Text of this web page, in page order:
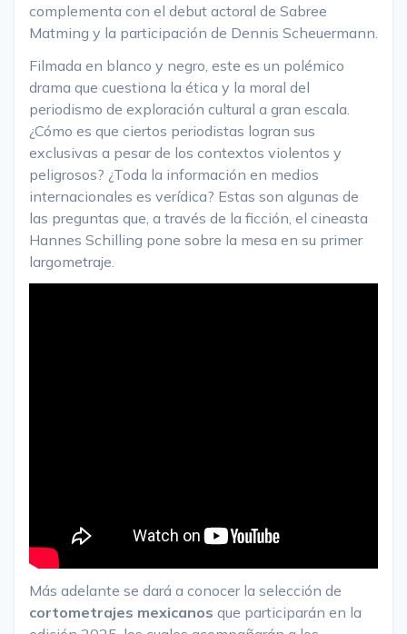
complementa con el debut actoral de Sabree
Matming y la participación de Dennis Scheuermann.
Filmada en blanco y negro, este es un polémico
drama que cuestiona la ética y la moral del
periodismo de exploración cultural a gran escala.
¿Cómo es que ciertos periodistas logran sus
exclusivas a pesar de los contextos violentos y
peligrosos? ¿Toda la información en medios
internacionales es verídica? Estas son algunas de
las preguntas que, a través de la ficción, el cineasta
Hannes Schilling pone sobre la mesa en su primer
largometraje.
Más adelante se dará a conocer la selección de
cortometrajes mexicanos que participarán en la